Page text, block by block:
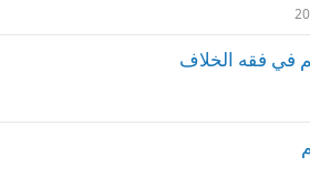
في فقه الخلاف